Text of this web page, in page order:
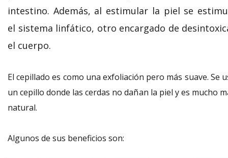
intestino. Además, al estimular la piel se
el sistema linfático, otro encargado de
el cuerpo.
El cepillado es como una exfoliación pero más suave. Se
un cepillo donde las cerdas no dañan la piel y es mucho
natural.
Algunos de sus beneficios son: